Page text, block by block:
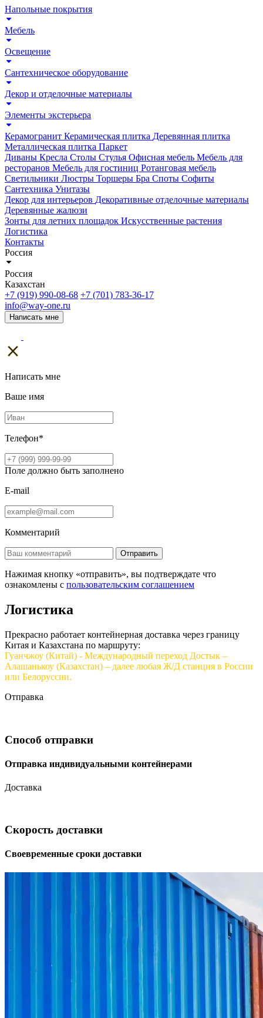
Напольные покрытия
Мебель
Освещение
Сантехническое оборудование
Декор и отделочные материалы
Элементы экстерьера
Керамогранит Керамическая плитка Деревянная плитка
Металлическая плитка Паркет
Диваны Кресла Столы Стулья Офисная мебель Мебель для
ресторанов Мебель для гостиниц Ротанговая мебель
Светильники Люстры Торшеры Бра Споты Софиты
Сантехника Унитазы
Декор для интерьеров Декоративные отделочные материалы
Деревянные жалюзи
Зонты для летних площадок Искусственные растения
Логистика
Контакты
Россия
Россия
Казахстан
+7 (919) 990-08-68 +7 (701) 783-36-17
info@way-one.ru
Написать мне
Написать мне
Ваше имя
Телефон*
Поле должно быть заполнено
E-mail
Комментарий
Отправить
Нажимая кнопку «отправить», вы подтверждате что
ознакомлены с пользовательским соглашением
Логистика
Прекрасно работает контейнерная доставка через границу
Китая и Казахстана по маршруту:
Гуанчжоу (Китай) - Международный переход Достык –
Алашанькоу (Казахстан) – далее любая Ж/Д станция в России
или Белоруссии.
Отправка
Способ отправки
Отправка индивидуальными контейнерами
Доставка
Скорость доставки
Своевременные сроки доставки